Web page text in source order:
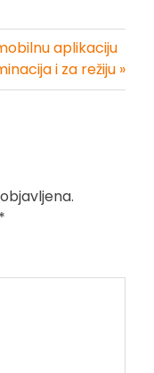
aplikaciju
i za režiju »
*